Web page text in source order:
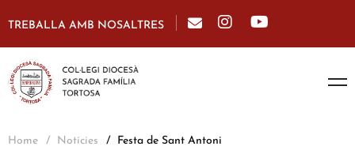
TREBALLA AMB NOSALTRES
Home Notícies Festa de Sant Antoni